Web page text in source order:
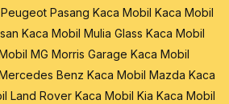
Pasang Kaca Mobil Kaca Mobil
Kaca Mobil Mulia Glass Kaca Mobil
MG Morris Garage Kaca Mobil
Benz Kaca Mobil Mazda Kaca
Land Rover Kaca Mobil Kia Kaca Mobil